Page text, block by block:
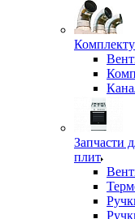
Запчасти
плит